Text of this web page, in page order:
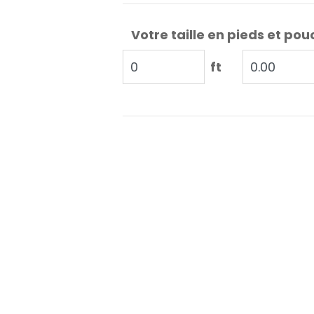
Votre taille en pieds et
ft